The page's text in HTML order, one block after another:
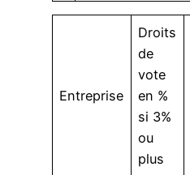
Entreprise
Droits
de
vote
en %
si 3%
ou
plus